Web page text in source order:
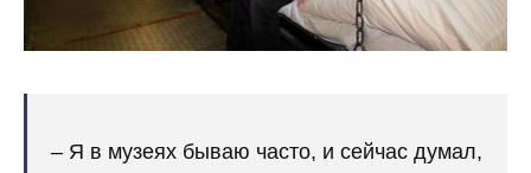
– Я в музеях бываю часто, и сейчас думал,